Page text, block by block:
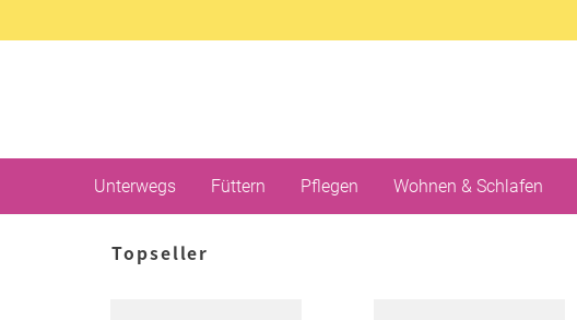
Unterwegs Füttern Pflegen Wohnen & Schlafen
Topseller